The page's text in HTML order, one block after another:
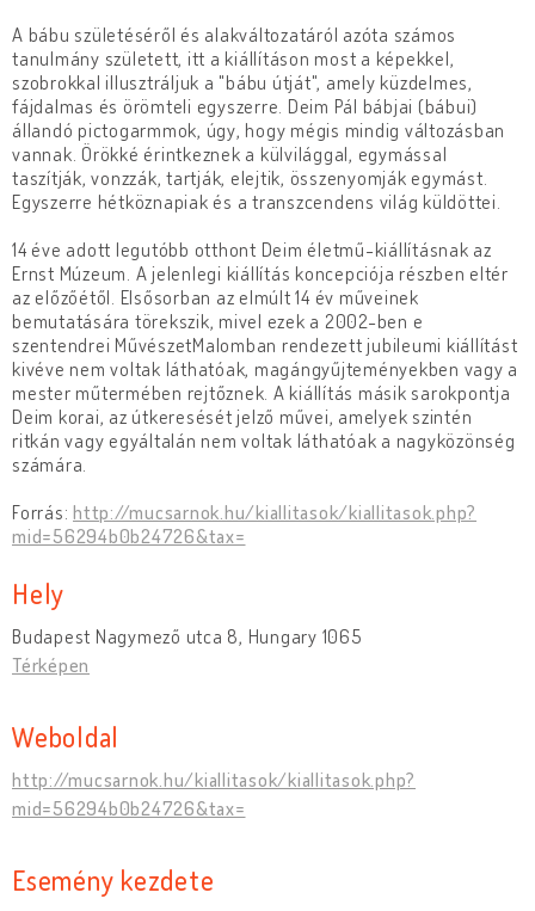
A bábu születéséről és alakváltozatáról azóta számos
tanulmány született, itt a kiállításon most a képekkel,
szobrokkal illusztráljuk a "bábu útját", amely küzdelmes,
fájdalmas és örömteli egyszerre. Deim Pál bábjai (bábui)
állandó pictogarmmok, úgy, hogy mégis mindig változásban
vannak. Örökké érintkeznek a külvilággal, egymással
taszítják, vonzzák, tartják, elejtik, összenyomják egymást.
Egyszerre hétköznapiak és a transzcendens világ küldöttei.
14 éve adott legutóbb otthont Deim életmű-kiállításnak az
Ernst Múzeum. A jelenlegi kiállítás koncepciója részben eltér
az előzőétől. Elsősorban az elmúlt 14 év műveinek
bemutatására törekszik, mivel ezek a 2002-ben e
szentendrei MűvészetMalomban rendezett jubileumi kiállítást
kivéve nem voltak láthatóak, magángyűjteményekben vagy a
mester műtermében rejtőznek. A kiállítás másik sarokpontja
Deim korai, az útkeresését jelző művei, amelyek szintén
ritkán vagy egyáltalán nem voltak láthatóak a nagyközönség
számára.
Forrás: http://mucsarnok.hu/kiallitasok/kiallitasok.php?
mid=56294b0b24726&tax=
Hely
Budapest Nagymező utca 8, Hungary 1065
Térképen
Weboldal
http://mucsarnok.hu/kiallitasok/kiallitasok.php?
mid=56294b0b24726&tax=
Esemény kezdete